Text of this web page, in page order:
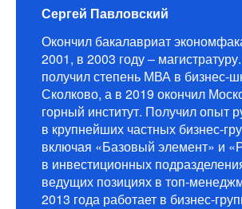
Сергей Павловский
Окончил бакалавриат
2001, в 2003 году –
получил степень МВА в бизнес-
Сколково, а в 2019 окончил
горный институт. Получил опыт
в крупнейших частных бизнес-
включая «Базовый элемент» и
в инвестиционных
ведущих позициях в топ-
2013 года работает в бизнес-